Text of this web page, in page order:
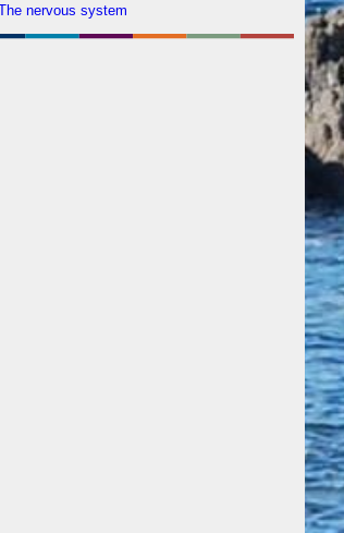
nervous system